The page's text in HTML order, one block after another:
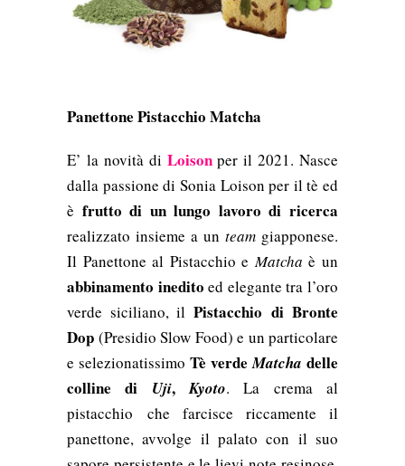
Panettone Pistacchio Matcha
E’ la novità di Loisonper il 2021. Nasce
dalla passione di Sonia Loison per il tè ed
è frutto di un lungo lavoro di ricerca
realizzato insieme a un team giapponese.
Il Panettone al Pistacchio eMatcha è un
abbinamento inedito ed elegante tra l’oro
verde siciliano, il Pistacchio di Bronte
Dop (Presidio Slow Food) e un particolare
e selezionatissimo Tè verdeMatcha delle
colline di Uji,Kyoto. La crema al
pistacchio che farcisce riccamente il
panettone, avvolge il palato con il suo